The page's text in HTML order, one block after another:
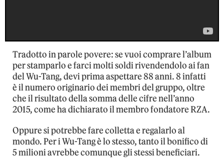
Tradotto in parole povere: se vuoi comprare l’album
per stamparlo e farci molti soldi rivendendolo ai fan
del Wu-Tang, devi prima aspettare 88 anni. 8 infatti
è il numero originario dei membri del gruppo, oltre
che il risultato della somma delle cifre nell’anno
2015, come ha dichiarato il membro fondatore RZA.
Oppure si potrebbe fare colletta e regalarlo al
mondo. Per i Wu-Tang è lo stesso, tanto il bonifico di
5 milioni avrebbe comunque gli stessi beneficiari.